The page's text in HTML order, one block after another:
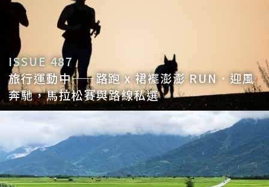
ISSUE 487
旅行運動中——路跑 x 裙襬澎澎 RUN．迎風
奔馳，馬拉松賽與路線私選